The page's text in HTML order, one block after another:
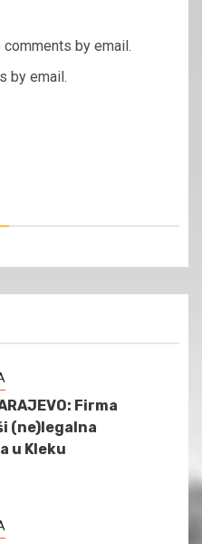
by email.
by email.
Firma
(ne)legalna
u Kleku